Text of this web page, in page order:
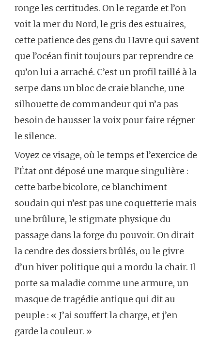
ronge les certitudes. On le regarde et l’on
voit la mer du Nord, le gris des estuaires,
cette patience des gens du Havre qui savent
que l’océan finit toujours par reprendre ce
qu’on lui a arraché. C’est un profil taillé à la
serpe dans un bloc de craie blanche, une
silhouette de commandeur qui n’a pas
besoin de hausser la voix pour faire régner
le silence.
Voyez ce visage, où le temps et l’exercice de
l’État ont déposé une marque singulière :
cette barbe bicolore, ce blanchiment
soudain qui n’est pas une coquetterie mais
une brûlure, le stigmate physique du
passage dans la forge du pouvoir. On dirait
la cendre des dossiers brûlés, ou le givre
d’un hiver politique qui a mordu la chair. Il
porte sa maladie comme une armure, un
masque de tragédie antique qui dit au
peuple : « J’ai souffert la charge, et j’en
garde la couleur. »